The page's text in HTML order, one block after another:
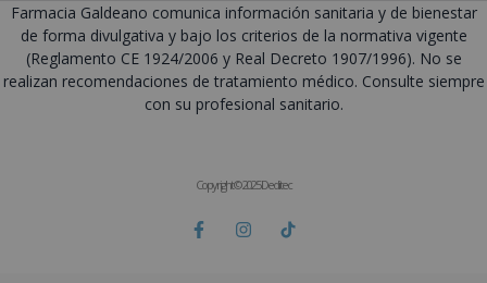
Farmacia Galdeano comunica información sanitaria y de bienestar
de forma divulgativa y bajo los criterios de la normativa vigente
(Reglamento CE 1924/2006 y Real Decreto 1907/1996). No se
realizan recomendaciones de tratamiento médico. Consulte siempre
con su profesional sanitario.
Copyright © 2025 Deditec